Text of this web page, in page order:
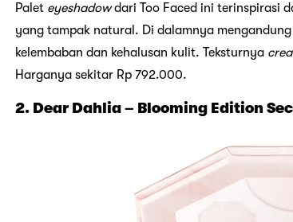
Palet eyeshadowdari Too Faced ini terinspirasi
yang tampak natural. Di dalamnya
kelembaban dan kehalusan kulit. Teksturnya
Harganya sekitar Rp 792.000.
2. Dear Dahlia – Blooming Edition